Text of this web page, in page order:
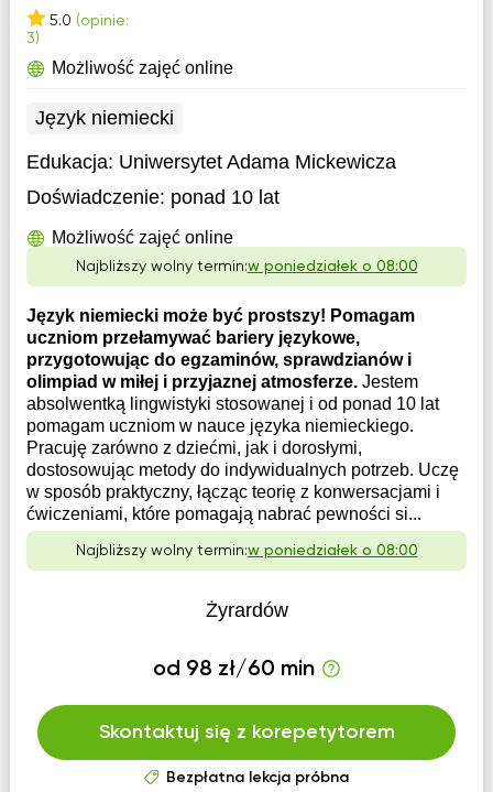
5.0 (opinie:
3)
Możliwość zajęć online
Język niemiecki
Edukacja: Uniwersytet Adama Mickewicza
Doświadczenie: ponad 10 lat
Możliwość zajęć online
Najbliższy wolny termin:w poniedziałek o 08:00
Język niemiecki może być prostszy! Pomagam
uczniom przełamywać bariery językowe,
przygotowując do egzaminów, sprawdzianów i
olimpiad w miłej i przyjaznej atmosferze. Jestem
absolwentką lingwistyki stosowanej i od ponad 10 lat
pomagam uczniom w nauce języka niemieckiego.
Pracuję zarówno z dziećmi, jak i dorosłymi,
dostosowując metody do indywidualnych potrzeb. Uczę
w sposób praktyczny, łącząc teorię z konwersacjami i
ćwiczeniami, które pomagają nabrać pewności si...
Najbliższy wolny termin:w poniedziałek o 08:00
Żyrardów
od 98 zł/60 min
Skontaktuj się z korepetytorem
Bezpłatna lekcja próbna